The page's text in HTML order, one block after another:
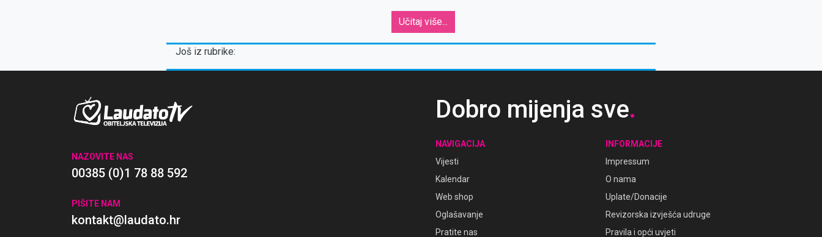
Učitaj više...
Još iz rubrike:
NAZOVITE NAS
00385 (0)1 78 88 592
PIŠITE NAM
kontakt@laudato.hr
Dobro mijenja sve.
NAVIGACIJA
Vijesti
Kalendar
Web shop
Oglašavanje
Pratite nas
INFORMACIJE
Impressum
O nama
Uplate/Donacije
Revizorska izvješća udruge
Pravila i opći uvjeti